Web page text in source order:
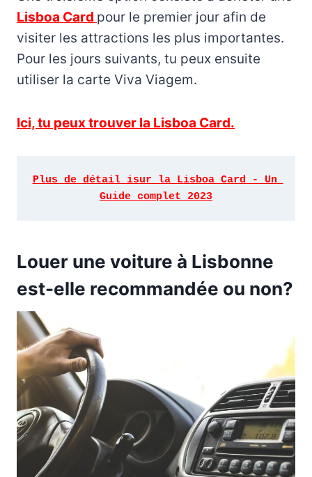
Lisboa Card pour le premier jour afin de
visiter les attractions les plus importantes.
Pour les jours suivants, tu peux ensuite
utiliser la carte Viva Viagem.
Ici, tu peux trouver la Lisboa Card.
Plus de détail isur la Lisboa Card - Un
Guide complet 2023
Louer une voiture à Lisbonne
est-elle recommandée ou non?